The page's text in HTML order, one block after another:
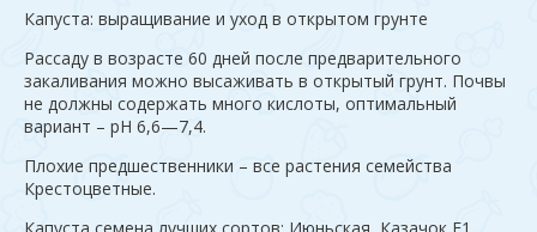
Капуста: выращивание и уход в открытом грунте
Рассаду в возрасте 60 дней после предварительного
закаливания можно высаживать в открытый грунт. Почвы
не должны содержать много кислоты, оптимальный
вариант – pH 6,6—7,4.
Плохие предшественники – все растения семейства
Крестоцветные.